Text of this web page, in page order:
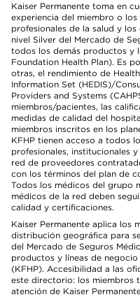
Kaiser Permanente toma en
experiencia del miembro o
profesionales de la salud y
nivel Silver del Mercado de
todos los demás productos y
Foundation Health Plan). Es
otras, el rendimiento de
Information Set (HEDIS)/
Providers and Systems
miembros/pacientes, las
medidas de calidad del
miembros inscritos en los
KFHP tienen acceso a todos
profesionales, institucionales
red de proveedores
con los términos del plan de
Todos los médicos del grupo
médicos de la red deben
calidad y certificaciones.
Kaiser Permanente aplica los
distribución geográfica para
del Mercado de Seguros
productos y líneas de
(KFHP). Accesibilidad a las
este directorio: los miembros
atención de Kaiser